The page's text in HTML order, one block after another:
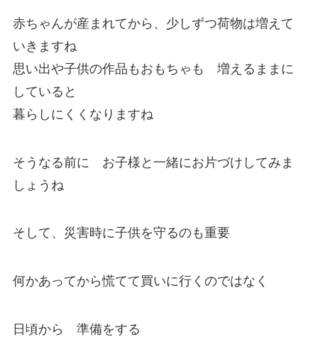
赤ちゃんが産まれてから、少しずつ荷物は増えて
いきますね
思い出や子供の作品もおもちゃも 増えるままに
していると
暮らしにくくなりますね
そうなる前に お子様と一緒にお片づけしてみま
しょうね
そして、災害時に子供を守るのも重要
何かあってから慌てて買いに行くのではなく
日頃から 準備をする